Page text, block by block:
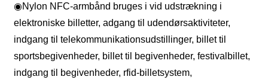
◉Nylon NFC-armbånd bruges i vid udstrækning i
elektroniske billetter, adgang til udendørsaktiviteter,
indgang til telekommunikationsudstillinger, billet til
sportsbegivenheder, billet til begivenheder, festivalbillet,
indgang til begivenheder, rfid-billetsystem,